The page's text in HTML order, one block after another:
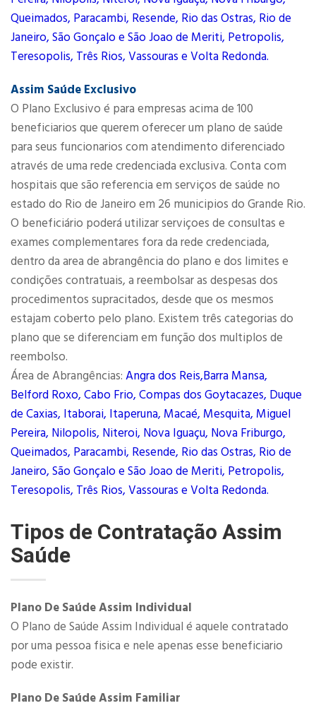
Queimados, Paracambi, Resende, Rio das Ostras, Rio de
Janeiro, São Gonçalo e São Joao de Meriti, Petropolis,
Teresopolis, Três Rios, Vassouras e Volta Redonda.
Assim Saúde Exclusivo
O Plano Exclusivo é para empresas acima de 100
beneficiarios que querem oferecer um plano de saúde
para seus funcionarios com atendimento diferenciado
através de uma rede credenciada exclusiva. Conta com
hospitais que são referencia em serviços de saúde no
estado do Rio de Janeiro em 26 municipios do Grande Rio.
O beneficiário poderá utilizar serviçoes de consultas e
exames complementares fora da rede credenciada,
dentro da area de abrangência do plano e dos limites e
condições contratuais, a reembolsar as despesas dos
procedimentos supracitados, desde que os mesmos
estajam coberto pelo plano. Existem três categorias do
plano que se diferenciam em função dos multiplos de
reembolso.
Área de Abrangências: Angra dos Reis,Barra Mansa,
Belford Roxo, Cabo Frio, Compas dos Goytacazes, Duque
de Caxias, Itaborai, Itaperuna, Macaé, Mesquita, Miguel
Pereira, Nilopolis, Niteroi, Nova Iguaçu, Nova Friburgo,
Queimados, Paracambi, Resende, Rio das Ostras, Rio de
Janeiro, São Gonçalo e São Joao de Meriti, Petropolis,
Teresopolis, Três Rios, Vassouras e Volta Redonda.
Tipos de Contratação Assim
Saúde
Plano De Saúde Assim Individual
O Plano de Saúde Assim Individual é aquele contratado
por uma pessoa fisica e nele apenas esse beneficiario
pode existir.
Plano De Saúde Assim Familiar